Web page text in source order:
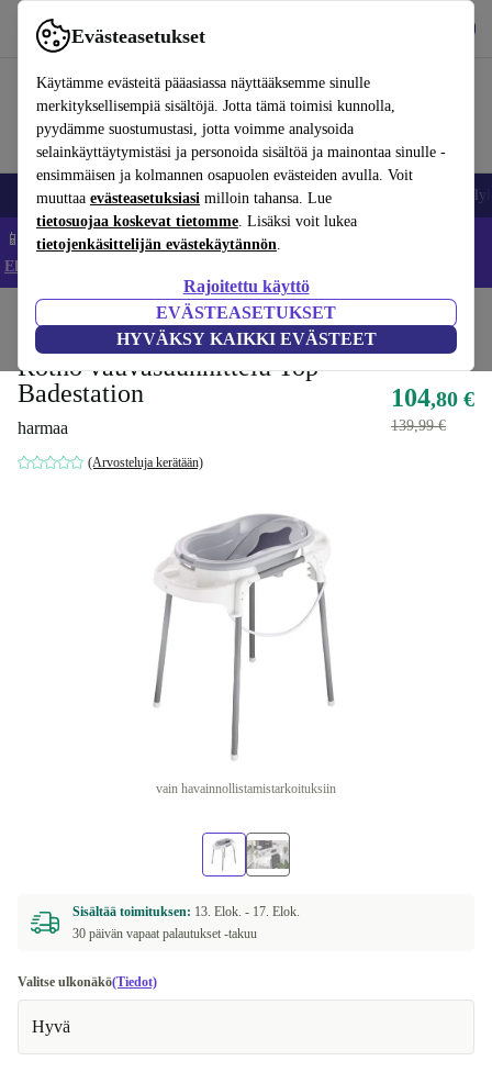
Evästeasetukset
Käytämme evästeitä pääasiassa näyttääksemme sinulle
merkityksellisempiä sisältöjä. Jotta tämä toimisi kunnolla,
pyydämme suostumustasi, jotta voimme analysoida
selainkäyttäytymistäsi ja personoida sisältöä ja mainontaa sinulle -
ensimmäisen ja kolmannen osapuolen evästeiden avulla. Voit
muuttaa evästeasetuksiasi milloin tahansa. Lue
tietosuojaa koskevat tietomme. Lisäksi voit lukea
tietojenkäsittelijän evästekäytännön.
Rajoitettu käyttö
EVÄSTEASETUKSET
HYVÄKSY KAIKKI EVÄSTEET
Käytä refurbed-palvelua nopeasti ja helposti
Matkapuhelimet ja älypuhelimet Kannettavat tietokoneet
📱 Säästä 5 % LISÄÄ iPhoneista – Koodi: IPHONEDEAL –
Ehdot ja säännöt
Potat ja pesut Kylpyistuimet
Rotho vauvasuunnittelu Top
Badestation
harmaa
(Arvosteluja kerätään)
104,80 €
139,99 €
vain havainnollistamistarkoituksiin
Sisältää toimituksen: 13. Elok. - 17. Elok.
30 päivän vapaat palautukset -takuu
Valitse ulkonäkö(Tiedot)
Hyvä